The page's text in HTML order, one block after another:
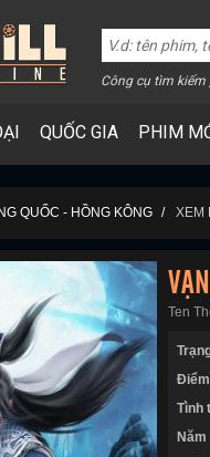
Công cụ tìm kiếm
QUỐC GIA PHIM
QUỐC - HỒNG KÔNG XEM
Ten
Tình